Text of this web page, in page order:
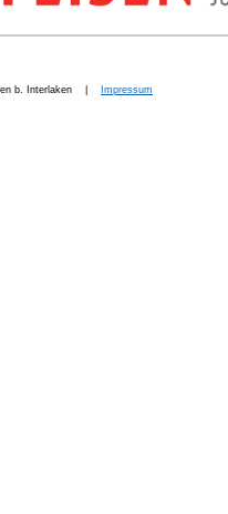
b. Interlaken | Impressum